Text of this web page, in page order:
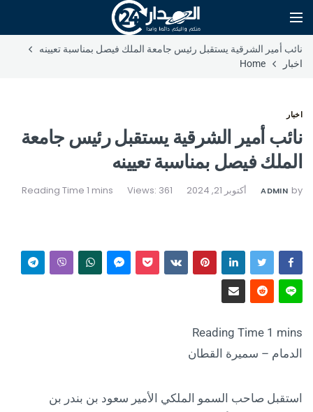
نائب أمير الشرقية يستقبل رئيس جامعة الملك فيصل بمناسبة تعيينه
اخبار
Home
اخبار
نائب أمير الشرقية يستقبل رئيس جامعة
الملك فيصل بمناسبة تعيينه
by
ADMIN أكتوبر 21, 2024 Views: 361
الدمام – سميرة القطان
استقبل صاحب السمو الملكي الأمير سعود بن بندر بن